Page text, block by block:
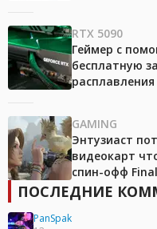
RTX 5090
Геймер с
бесплатную
GAMING
Энтузиаст
видеокарт
спин-офф
ПОСЛЕДНИЕ
PanSpak